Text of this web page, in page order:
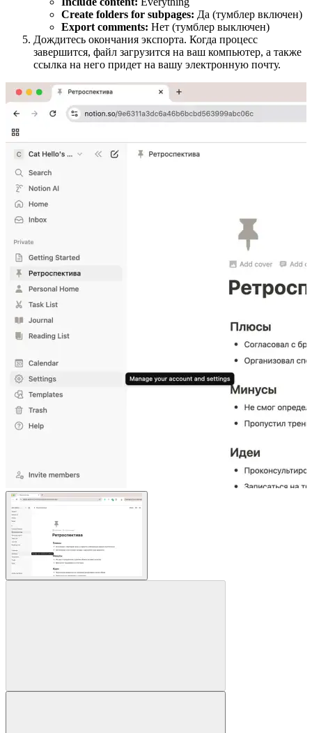
Create folders for subpages: Да (тумблер включен)
Export comments: Нет (тумблер выключен)
Дождитесь окончания экспорта. Когда процесс
завершится, файл загрузится на ваш компьютер, а также
ссылка на него придет на вашу электронную почту.